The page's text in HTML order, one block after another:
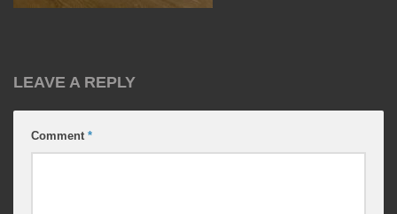
LEAVE A REPLY
Comment *